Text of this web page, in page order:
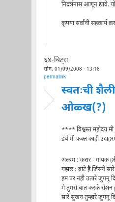
निदर्शनास आणून द्यावे.
कृपया सर्वांनी सहकार्य
६४-बिट्स
सोम, 01/09/2008 - 13:18
permalink
स्वतःची
ओळ्ख(?)
**** विश्वस्त महोदय
इथे मी फक्त काही
अल्बम : करार - गायक
गझल : बाटे है जिसने सारे
हम पर नही उतारे जुगनू
मै तुमसे बात करके रोशन
सारे सुखन तुम्हारे जुगनू